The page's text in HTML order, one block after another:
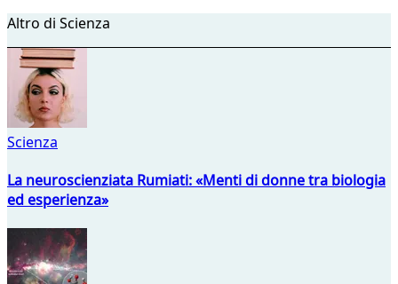
Altro di Scienza
Scienza
La neuroscienziata Rumiati: «Menti di donne tra biologia
ed esperienza»